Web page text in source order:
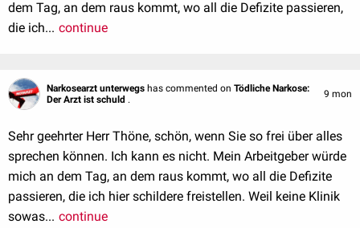
dem Tag, an dem raus kommt, wo all die Defizite passieren,
die ich... continue
Narkosearzt unterwegs has commented on Tödliche Narkose:
Der Arzt ist schuld . 9 mon
Sehr geehrter Herr Thöne, schön, wenn Sie so frei über alles
sprechen können. Ich kann es nicht. Mein Arbeitgeber würde
mich an dem Tag, an dem raus kommt, wo all die Defizite
passieren, die ich hier schildere freistellen. Weil keine Klinik
sowas... continue